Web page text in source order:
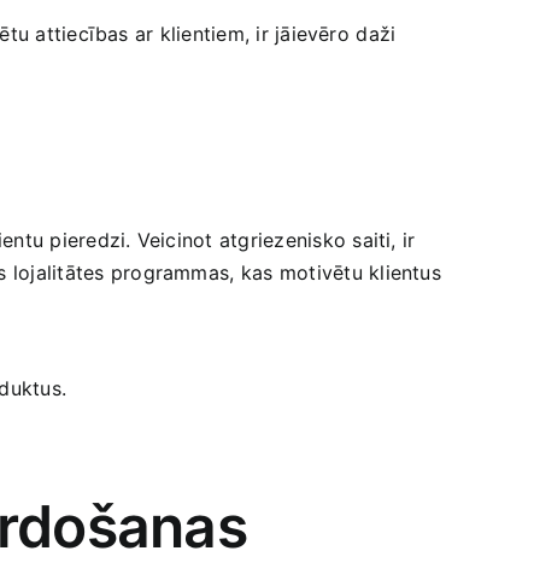
attiecības ar klientiem, ir jāievēro⁢ daži⁤
pieredzi. Veicinot atgriezenisko saiti,‍ ir
lojalitātes programmas, ⁣kas motivētu ‍klientus